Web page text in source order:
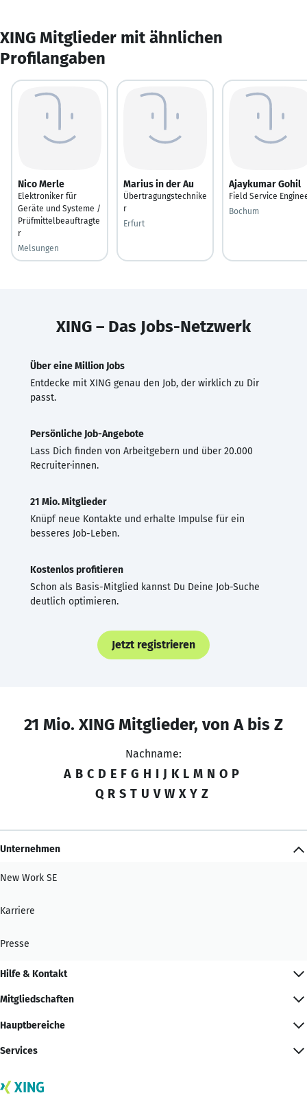
XING Mitglieder mit ähnlichen
Profilangaben
Nico Merle
Elektroniker für
Geräte und Systeme /
Prüfmittelbeauftragte
r
Melsungen
Marius in der Au
Übertragungstechnike
r
Erfurt
Ajaykumar Gohil
Field Service
Bochum
XING – Das Jobs-Netzwerk
Über eine Million Jobs
Entdecke mit XING genau den Job, der wirklich zu Dir
passt.
Persönliche Job-Angebote
Lass Dich finden von Arbeitgebern und über 20.000
Recruiter·innen.
21 Mio. Mitglieder
Knüpf neue Kontakte und erhalte Impulse für ein
besseres Job-Leben.
Kostenlos profitieren
Schon als Basis-Mitglied kannst Du Deine Job-Suche
deutlich optimieren.
Jetzt registrieren
21 Mio. XING Mitglieder, von A bis Z
Nachname:
A B C D E F G H I J K L M N O P
Q R S T U V W X Y Z
Unternehmen
New Work SE
Karriere
Presse
Hilfe & Kontakt
Mitgliedschaften
Hauptbereiche
Services